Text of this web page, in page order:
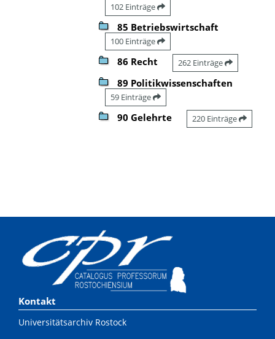
102 Einträge
85 Betriebswirtschaft
100 Einträge
86 Recht 262 Einträge
89 Politikwissenschaften
59 Einträge
90 Gelehrte 220 Einträge
Kontakt
Universitätsarchiv Rostock